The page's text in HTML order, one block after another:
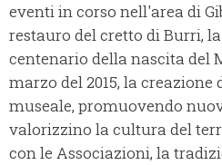
eventi in corso nell'area di
restauro del cretto di Burri,
centenario della nascita del
marzo del 2015, la creazione
museale, promuovendo
valorizzino la cultura del
con le Associazioni, la